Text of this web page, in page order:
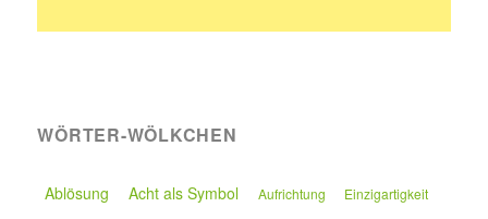
WÖRTER-WÖLKCHEN
Ablösung Acht als Symbol Aufrichtung Einzigartigkeit